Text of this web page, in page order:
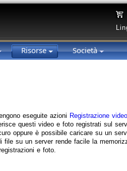
Risorse Società
eseguite azioni Registrazione video
questi video e foto registrati sul
oppure è possibile caricare su un
su un server rende facile la
e foto.